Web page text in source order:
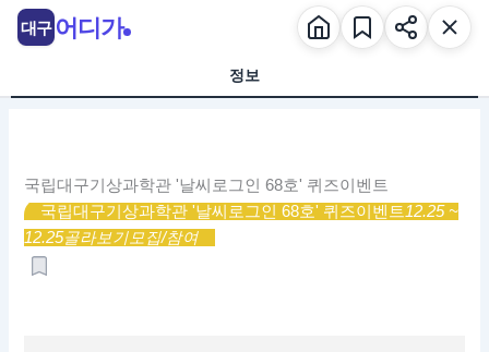
정보
국립대구기상과학관 '날씨로그인 68호' 퀴즈이벤트
국립대구기상과학관 '날씨로그인 68호' 퀴즈이벤트12.25 ~
12.25골라보기모집/참여
대구 어디가